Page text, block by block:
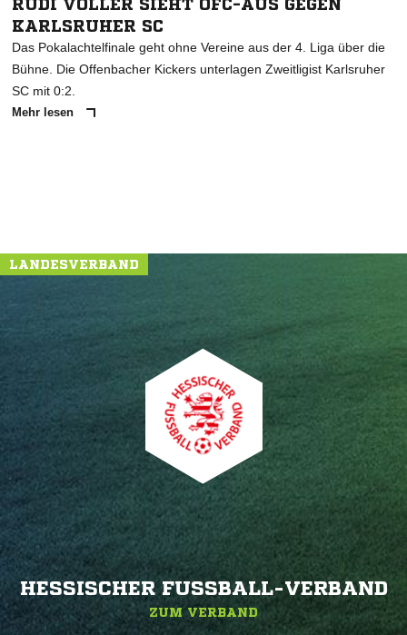
RUDI VÖLLER SIEHT OFC-AUS GEGEN
KARLSRUHER SC
Das Pokalachtelfinale geht ohne Vereine aus der 4. Liga über die
Bühne. Die Offenbacher Kickers unterlagen Zweitligist Karlsruher
SC mit 0:2.
Mehr lesen
LANDESVERBAND
HESSISCHER FUSSBALL-VERBAND
ZUM VERBAND